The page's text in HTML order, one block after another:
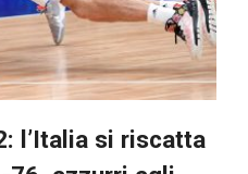
l’Italia si riscatta